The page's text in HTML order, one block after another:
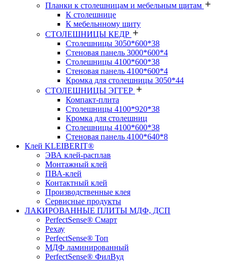
Планки к столешницам и мебельным щитам
К столешнице
К мебельнному щиту
СТОЛЕШНИЦЫ КЕДР
Столешницы 3050*600*38
Стеновая панель 3000*600*4
Столешницы 4100*600*38
Стеновая панель 4100*600*4
Кромка для столешницы 3050*44
СТОЛЕШНИЦЫ ЭГГЕР
Компакт-плита
Столешницы 4100*920*38
Кромка для столешниц
Столешницы 4100*600*38
Стеновая панель 4100*640*8
Клей KLEIBERIT®
ЭВА клей-расплав
Монтажный клей
ПВА-клей
Контактный клей
Производственные клея
Сервисные продукты
ЛАКИРОВАННЫЕ ПЛИТЫ МДФ, ДСП
PerfectSense® Смарт
Рехау
PerfectSense® Топ
МДФ ламинированный
PerfectSense® ФилВуд